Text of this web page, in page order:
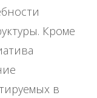
Кроме
в